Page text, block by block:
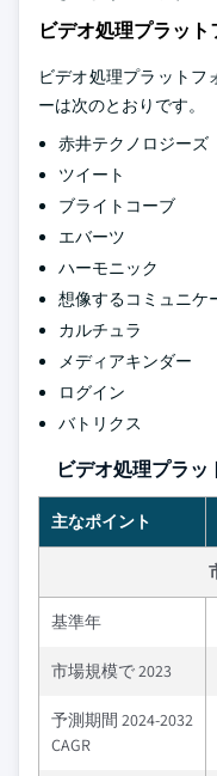
ビデオ処理プラッ
ビデオ処理プラットフ
ーは次のとおりです。
赤井テクノロジーズ
ツイート
ブライトコーブ
エバーツ
ハーモニック
想像するコミュニケ
カルチュラ
メディアキンダー
ログイン
バトリクス
ビデオ処理プラ
主なポイント
基準年
市場規模で 2023
予測期間 2024-2032
CAGR